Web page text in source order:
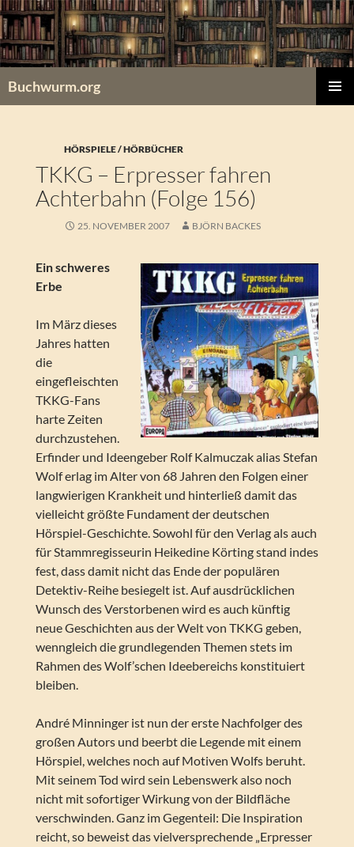
Zum
Inhalt
springen
Buchwurm.org
HÖRSPIELE / HÖRBÜCHER
TKKG – Erpresser fahren
Achterbahn (Folge 156)
25. NOVEMBER 2007 BJÖRN BACKES
Ein schweres
Erbe
Im März dieses
Jahres hatten
die
eingefleischten
TKKG-Fans
harte Zeiten
durchzustehen.
Erfinder und Ideengeber Rolf Kalmuczak alias Stefan
Wolf erlag im Alter von 68 Jahren den Folgen einer
langwierigen Krankheit und hinterließ damit das
vielleicht größte Fundament der deutschen
Hörspiel-Geschichte. Sowohl für den Verlag als auch
für Stammregisseurin Heikedine Körting stand indes
fest, dass damit nicht das Ende der populären
Detektiv-Reihe besiegelt ist. Auf ausdrücklichen
Wunsch des Verstorbenen wird es auch künftig
neue Geschichten aus der Welt von TKKG geben,
wenngleich die grundlegenden Themen stets im
Rahmen des Wolf’schen Ideebereichs konstituiert
bleiben.
André Minninger ist nun der erste Nachfolger des
großen Autors und beerbt die Legende mit einem
Hörspiel, welches noch auf Motiven Wolfs beruht.
Mit seinem Tod wird sein Lebenswerk also noch
nicht mit sofortiger Wirkung von der Bildfläche
verschwinden. Ganz im Gegenteil: Die Inspiration
reicht, so beweist das vielversprechende „Erpresser